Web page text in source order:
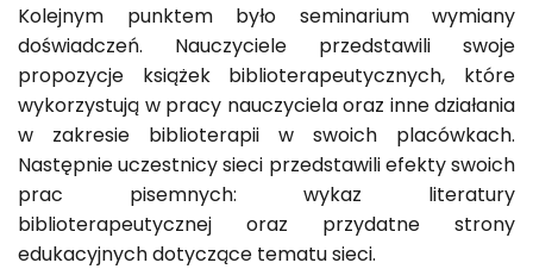
Kolejnym punktem było seminarium wymiany
doświadczeń. Nauczyciele przedstawili swoje
propozycje książek biblioterapeutycznych, które
wykorzystują w pracy nauczyciela oraz inne działania
w zakresie biblioterapii w swoich placówkach.
Następnie uczestnicy sieci przedstawili efekty swoich
prac pisemnych: wykaz literatury
biblioterapeutycznej oraz przydatne strony
edukacyjnych dotyczące tematu sieci.